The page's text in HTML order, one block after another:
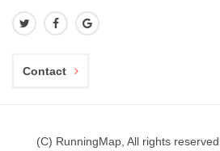
Contact
(C) RunningMap, All rights reserved.